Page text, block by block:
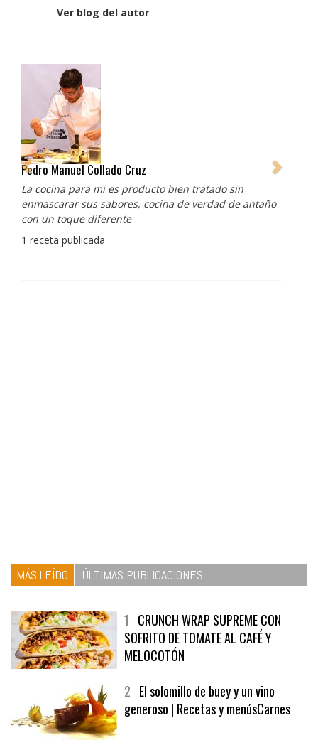
Ver blog del autor
Pedro Manuel Collado Cruz
La cocina para mi es producto bien tratado sin
enmascarar sus sabores, cocina de verdad de antaño
con un toque diferente
1 receta publicada
MÁS LEÍDO ÚLTIMAS PUBLICACIONES
1 CRUNCH WRAP SUPREME CON
SOFRITO DE TOMATE AL CAFÉ Y
MELOCOTÓN
2 El solomillo de buey y un vino
generoso | Recetas y menúsCarnes